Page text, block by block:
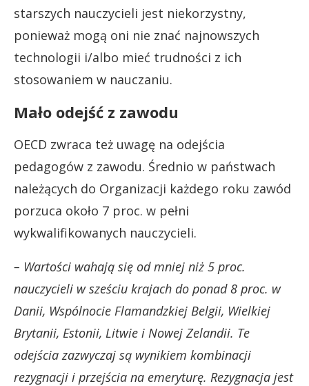
starszych nauczycieli jest niekorzystny,
ponieważ mogą oni nie znać najnowszych
technologii i/albo mieć trudności z ich
stosowaniem w nauczaniu.
Mało odejść z zawodu
OECD zwraca też uwagę na odejścia
pedagogów z zawodu. Średnio w państwach
należących do Organizacji każdego roku zawód
porzuca około 7 proc. w pełni
wykwalifikowanych nauczycieli.
– Wartości wahają się od mniej niż 5 proc.
nauczycieli w sześciu krajach do ponad 8 proc. w
Danii, Wspólnocie Flamandzkiej Belgii, Wielkiej
Brytanii, Estonii, Litwie i Nowej Zelandii. Te
odejścia zazwyczaj są wynikiem kombinacji
rezygnacji i przejścia na emeryturę. Rezygnacja jest